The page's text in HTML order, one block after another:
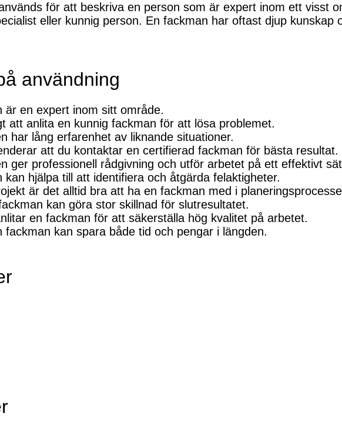
för att beskriva en person som är expert inom ett visst
eller kunnig person. En fackman har oftast djup kunskap
användning
är en expert inom sitt område.
att anlita en kunnig fackman för att lösa problemet.
har lång erfarenhet av liknande situationer.
att du kontaktar en certifierad fackman för bästa resultat.
ger professionell rådgivning och utför arbetet på ett effektivt
kan hjälpa till att identifiera och åtgärda felaktigheter.
är det alltid bra att ha en fackman med i
kan göra stor skillnad för slutresultatet.
en fackman för att säkerställa hög kvalitet på arbetet.
fackman kan spara både tid och pengar i längden.